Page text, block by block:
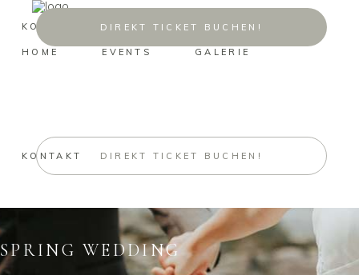
HOME EVENTS GALERIE
KONTAKT DIREKT TICKET BUCHEN!
KONTAKT DIREKT TICKET BUCHEN!
SPRING WEDDING